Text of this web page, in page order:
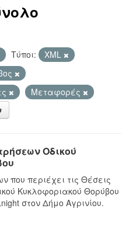
Τύποι:
XML
Μεταφορές
Οδικού
που περιέχει τις Θέσεις
Κυκλοφοριακού Θορύβου
στον Δήμο Αγρινίου.